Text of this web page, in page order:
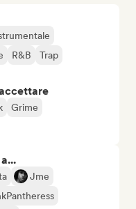
R&B
Trap
Grime
Jme